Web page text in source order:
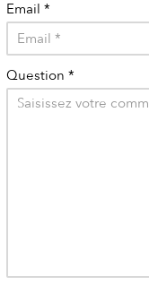
Email *
Question *